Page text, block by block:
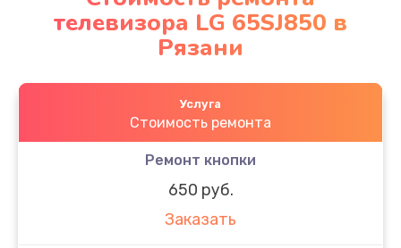
телевизора LG 65SJ850 в
Рязани
Услуга
Стоимость ремонта
Ремонт кнопки
650 руб.
Заказать